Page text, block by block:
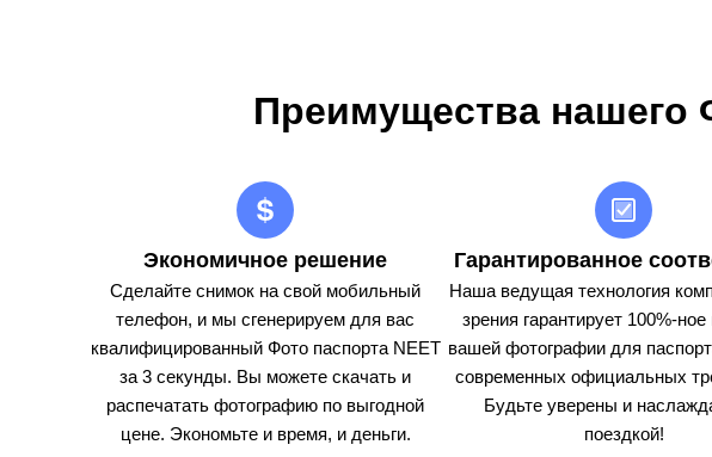
Преимущества нашего
Экономичное решение
Сделайте снимок на свой мобильный
телефон, и мы сгенерируем для вас
квалифицированный Фото паспорта NEET
за 3 секунды. Вы можете скачать и
распечатать фотографию по выгодной
цене. Экономьте и время, и деньги.
Гарантированное
Наша ведущая технология
зрения гарантирует 100%-ное
вашей фотографии для
современных официальных
Будьте уверены и
поездкой!